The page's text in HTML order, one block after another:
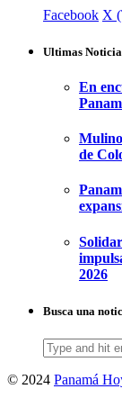
Facebook X
Ultimas
En
de
2026
Busca una
Search
for:
© 2024 Panamá